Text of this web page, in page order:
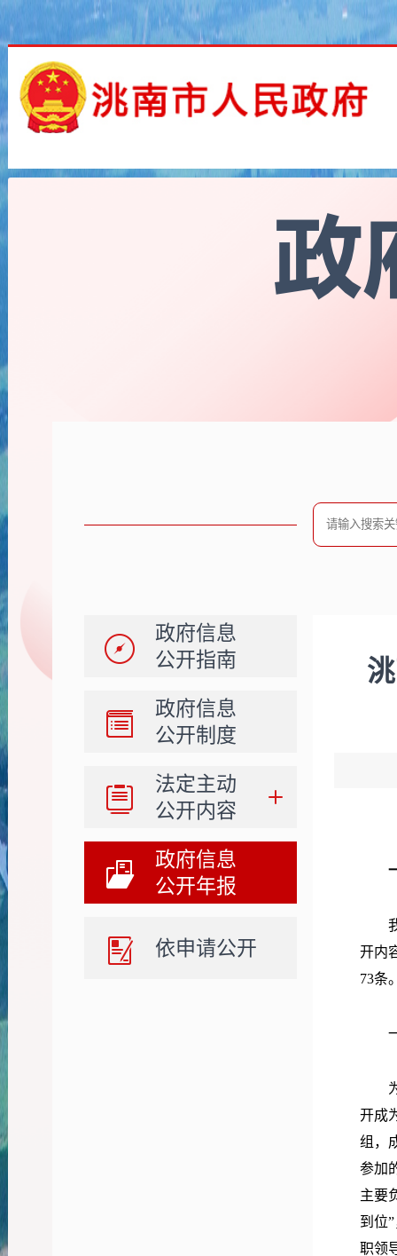
政府信息
公开指南
政府信息
公开制度
法定主动
公开内容
政府信息
公开年报
依申请公开
开内
73条
开成
组，
参加
主要
到位
职领